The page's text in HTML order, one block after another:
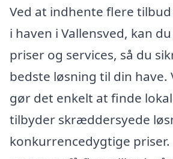
Ved at indhente flere
i haven i Vallensved, kan
priser og services, så du
bedste løsning til din have.
gør det enkelt at finde
tilbyder skræddersyede
konkurrencedygtige